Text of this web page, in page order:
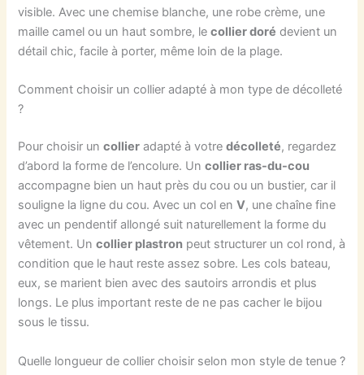
visible. Avec une chemise blanche, une robe crème, une
maille camel ou un haut sombre, lecollier doré devient un
détail chic, facile à porter, même loin de la plage.
Comment choisir un collier adapté à mon type de décolleté
?
Pour choisir uncollier adapté à votredécolleté, regardez
d’abord la forme de l’encolure. Uncollier ras-du-cou
accompagne bien un haut près du cou ou un bustier, car il
souligne la ligne du cou. Avec un col enV, une chaîne fine
avec un pendentif allongé suit naturellement la forme du
vêtement. Uncollier plastron peut structurer un col rond, à
condition que le haut reste assez sobre. Les cols bateau,
eux, se marient bien avec des sautoirs arrondis et plus
longs. Le plus important reste de ne pas cacher le bijou
sous le tissu.
Quelle longueur de collier choisir selon mon style de tenue ?